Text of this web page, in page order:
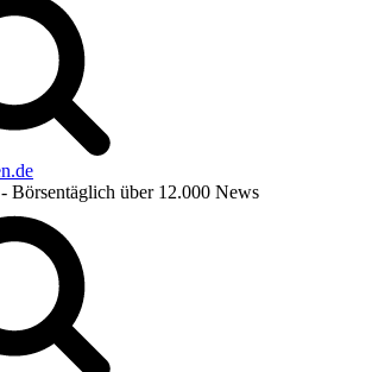
- Börsentäglich über 12.000 News